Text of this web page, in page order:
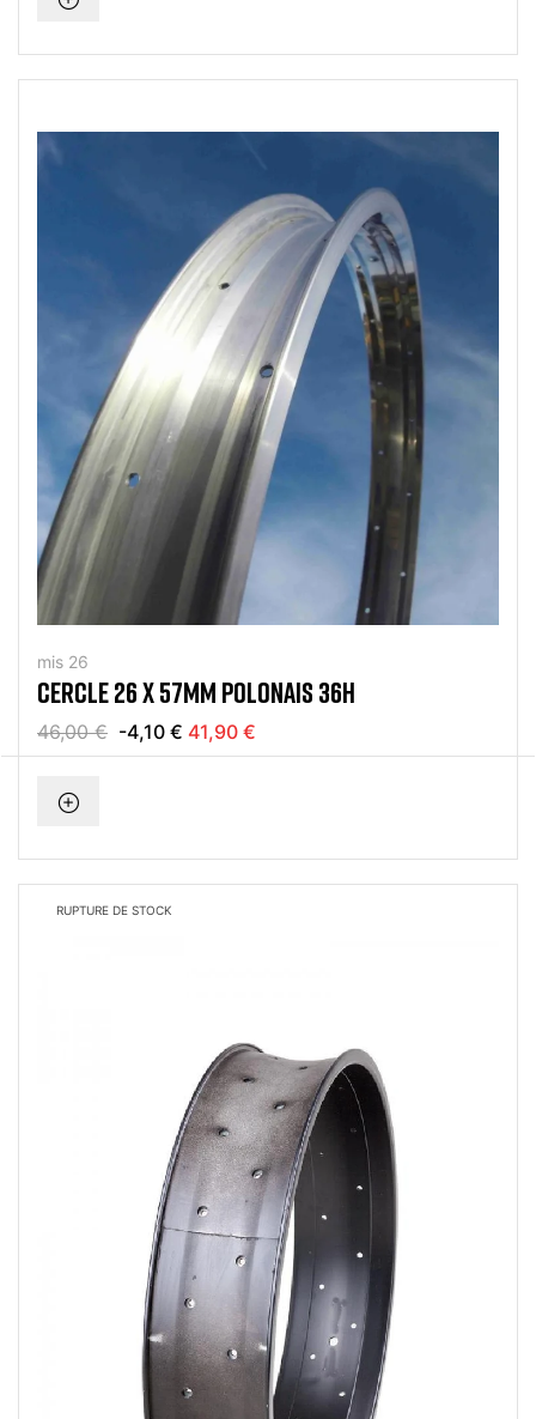
mis 26
CERCLE 26 X 57MM POLONAIS 36H
46,00 € -4,10 € 41,90 €
RUPTURE DE STOCK